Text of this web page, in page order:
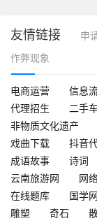
友情链接
申
作弊现象
电商运营 信息
代理招生
二手
非物质文化遗产
戏曲下载
抖音
成语故事
诗词
云南旅游网
网
在线题库
国学网
雕塑
奇石